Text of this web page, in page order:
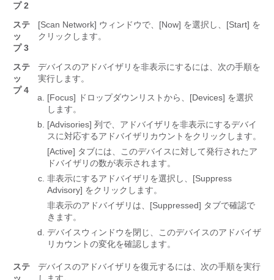
プ 2
ステ
ッ
プ 3
[Scan Network] ウィンドウで、[Now] を選択し、[Start] を
クリックします。
ステ
ッ
プ 4
デバイスのアドバイザリを非表示にするには、次の手順を
実行します。
[Focus] ドロップダウンリストから、[Devices] を選択
します。
[Advisories] 列で、アドバイザリを非表示にするデバイ
スに対応するアドバイザリカウントをクリックします。
[Active] タブには、このデバイスに対して発行されたア
ドバイザリの数が表示されます。
非表示にするアドバイザリを選択し、[Suppress
Advisory] をクリックします。
非表示のアドバイザリは、[Suppressed] タブで確認で
きます。
デバイスウィンドウを閉じ、このデバイスのアドバイザ
リカウントの変化を確認します。
ステ
デバイスのアドバイザリを復元するには、次の手順を実行